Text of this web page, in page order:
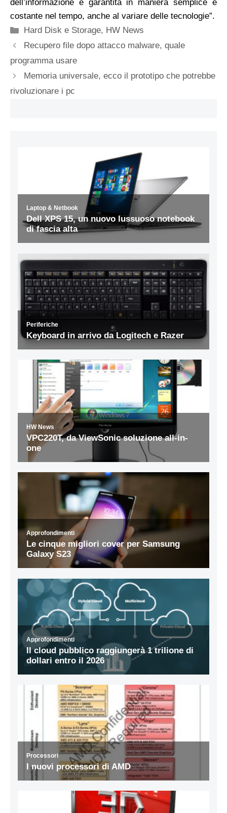
dell’informazione è garantita in maniera semplice e
costante nel tempo, anche al variare delle tecnologie”.
Categorie
Hard Disk e Storage, HW News
Recupero file dopo attacco malware, quale
programma usare
Memoria universale, ecco il prototipo che potrebbe
rivoluzionare i pc